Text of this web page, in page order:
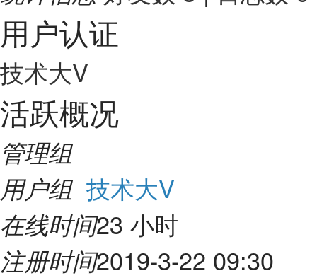
用户认证
技术大V
活跃概况
管理组
用户组 技术大V
在线时间23 小时
注册时间2019-3-22 09:30